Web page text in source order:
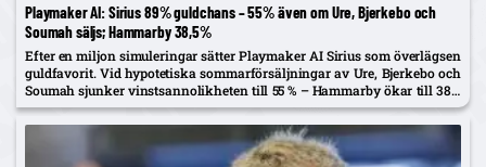
Playmaker AI: Sirius 89% guldchans – 55% även om Ure, Bjerkebo och
Soumah säljs; Hammarby 38,5%
Efter en miljon simuleringar sätter Playmaker AI Sirius som överlägsen
guldfavorit. Vid hypotetiska sommarförsäljningar av Ure, Bjerkebo och
Soumah sjunker vinstsannolikheten till 55 % – Hammarby ökar till 38,5
%.